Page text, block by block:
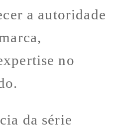
a autoridade
no
da série